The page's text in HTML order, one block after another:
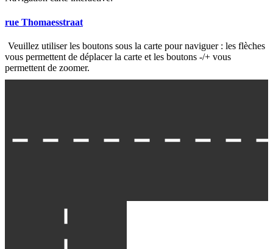
rue Thomaesstraat
Veuillez utiliser les boutons sous la carte pour naviguer : les flèches
vous permettent de déplacer la carte et les boutons -/+ vous
permettent de zoomer.